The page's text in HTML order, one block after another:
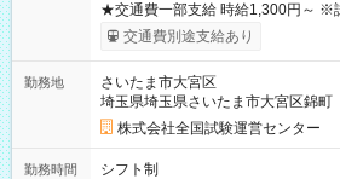
★交通費一部支給 時給1,300円～ ※試験・役割により手当あり
※勤務回数により昇給あり 【即給
り！】 希望される場合、勤務から1
例】 ・河合塾模擬試験 8:30～17:30
×8時間＝日収10,400円＋交通費 ※当
円の場合あり ・国家試験 7:00～
円（役割手当＋100円）×6時間＝日収
間】試用期間なし
交通費別途支給あり
勤務地
さいたま市大宮区
埼玉県埼玉県さいたま市大宮区錦町
株式会社全国試験運営センター
勤務時間
シフト制